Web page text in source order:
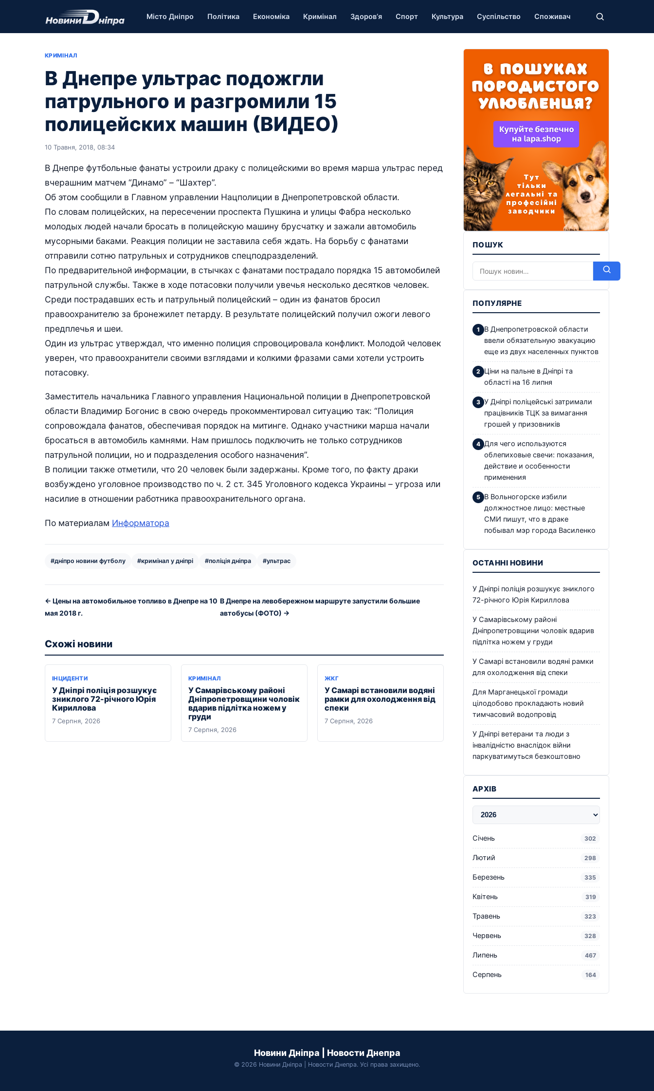
Місто Дніпро Політика Економіка Кримінал Здоров’я Спорт Культура Суспільство Споживач
КРИМІНАЛ
В Днепре ультрас подожгли
патрульного и разгромили 15
полицейских машин (ВИДЕО)
10 Травня, 2018, 08:34
В Днепре футбольные фанаты устроили драку с полицейскими во время марша ультрас перед
вчерашним матчем “Динамо” – “Шахтер”.
Об этом сообщили в Главном управлении Нацполиции в Днепропетровской области.
По словам полицейских, на пересечении проспекта Пушкина и улицы Фабра несколько
молодых людей начали бросать в полицейскую машину брусчатку и зажали автомобиль
мусорными баками. Реакция полиции не заставила себя ждать. На борьбу с фанатами
отправили сотню патрульных и сотрудников спецподразделений.
По предварительной информации, в стычках с фанатами пострадало порядка 15 автомобилей
патрульной службы. Также в ходе потасовки получили увечья несколько десятков человек.
Среди пострадавших есть и патрульный полицейский – один из фанатов бросил
правоохранителю за бронежилет петарду. В результате полицейский получил ожоги левого
предплечья и шеи.
Один из ультрас утверждал, что именно полиция спровоцировала конфликт. Молодой человек
уверен, что правоохранители своими взглядами и колкими фразами сами хотели устроить
потасовку.
Заместитель начальника Главного управления Национальной полиции в Днепропетровской
области Владимир Богонис в свою очередь прокомментировал ситуацию так: “Полиция
сопровождала фанатов, обеспечивая порядок на митинге. Однако участники марша начали
бросаться в автомобиль камнями. Нам пришлось подключить не только сотрудников
патрульной полиции, но и подразделения особого назначения”.
В полиции также отметили, что 20 человек были задержаны. Кроме того, по факту драки
возбуждено уголовное производство по ч. 2 ст. 345 Уголовного кодекса Украины – угроза или
насилие в отношении работника правоохранительного органа.
По материалам Информатора
#дніпро новини футболу #кримінал у дніпрі #поліція дніпра #ультрас
← Цены на автомобильное топливо в Днепре на 10
мая 2018 г.
В Днепре на левобережном маршруте запустили большие
автобусы (ФОТО) →
Схожі новини
ІНЦИДЕНТИ
У Дніпрі поліція розшукує
зниклого 72-річного Юрія
Кириллова
7 Серпня, 2026
КРИМІНАЛ
У Самарівському районі
Дніпропетровщини чоловік
вдарив підлітка ножем у
груди
7 Серпня, 2026
ЖКГ
У Самарі встановили водяні
рамки для охолодження від
спеки
7 Серпня, 2026
ПОШУК
ПОПУЛЯРНЕ
В Днепропетровской области
ввели обязательную эвакуацию
еще из двух населенных пунктов
Ціни на пальне в Дніпрі та
області на 16 липня
У Дніпрі поліцейські затримали
працівників ТЦК за вимагання
грошей у призовників
Для чего используются
облепиховые свечи: показания,
действие и особенности
применения
В Вольногорске избили
должностное лицо: местные
СМИ пишут, что в драке
побывал мэр города Василенко
ОСТАННІ НОВИНИ
У Дніпрі поліція розшукує зниклого
72-річного Юрія Кириллова
У Самарівському районі
Дніпропетровщини чоловік вдарив
підлітка ножем у груди
У Самарі встановили водяні рамки
для охолодження від спеки
Для Марганецької громади
цілодобово прокладають новий
тимчасовий водопровід
У Дніпрі ветерани та люди з
інвалідністю внаслідок війни
паркуватимуться безкоштовно
АРХІВ
Січень 302
Лютий 298
Березень 335
Квітень 319
Травень 323
Червень 328
Липень 467
Серпень 164
Новини Дніпра | Новости Днепра
© 2026 Новини Дніпра | Новости Днепра. Усі права захищено.